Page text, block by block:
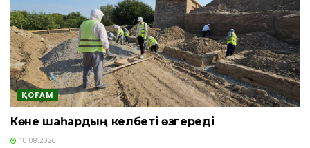
ҚОҒАМ
Көне шаһардың келбеті өзгереді
10.08.2026